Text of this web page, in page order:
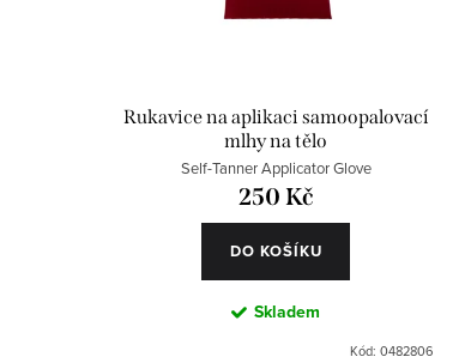
Rukavice na aplikaci samoopalovací
mlhy na tělo
Self-Tanner Applicator Glove
250 Kč
DO KOŠÍKU
Skladem
Kód: 0482806